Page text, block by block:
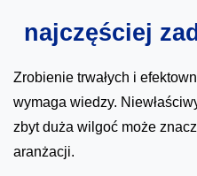
najczęściej
Zrobienie trwałych i
wymaga wiedzy.
zbyt duża wilgoć może
aranżacji.